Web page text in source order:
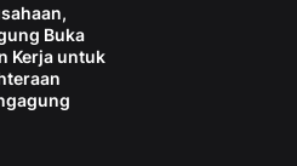
Buka
Kerja untuk